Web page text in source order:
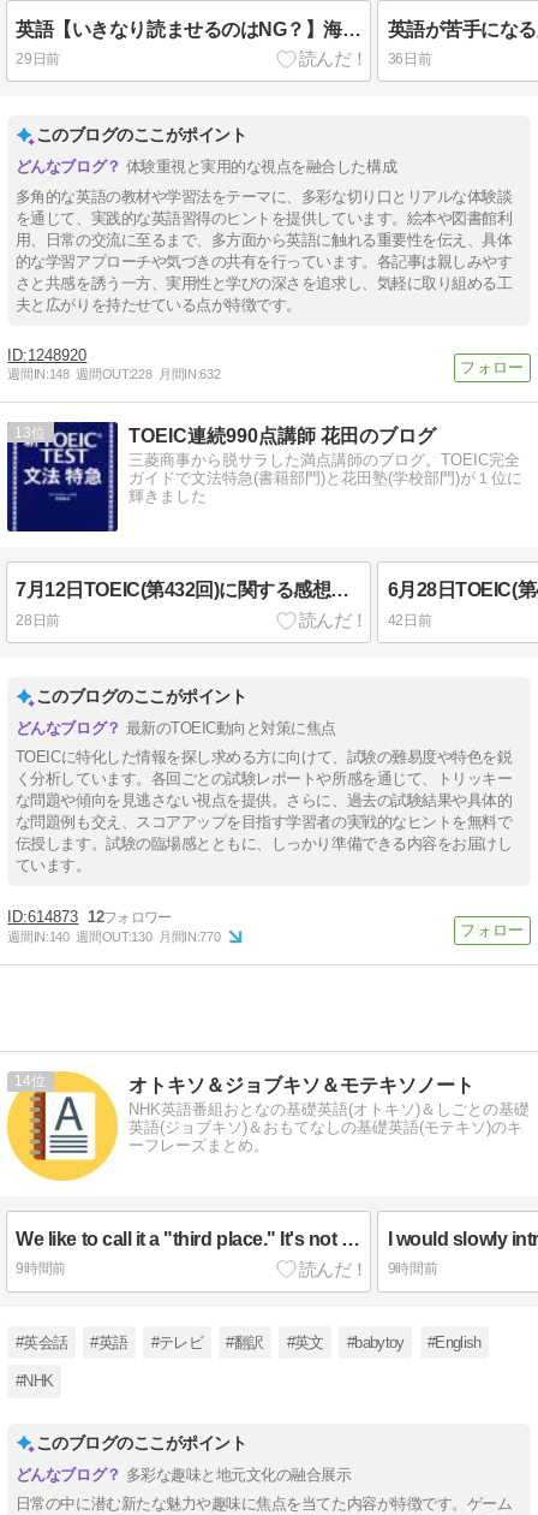
英語【いきなり読ませるのはNG？】海外の英語学校のリーディング指導を公開！
29日前 36日前
このブログのここがポイント
体験重視と実用的な視点を融合した構成
多角的な英語の教材や学習法をテーマに、多彩な切り口とリアルな体験談
を通じて、実践的な英語習得のヒントを提供しています。絵本や図書館利
用、日常の交流に至るまで、多方面から英語に触れる重要性を伝え、具体
的な学習アプローチや気づきの共有を行っています。各記事は親しみやす
さと共感を誘う一方、実用性と学びの深さを追求し、気軽に取り組める工
夫と広がりを持たせている点が特徴です。
1248920
週間IN:148 週間OUT:228 月間IN:632
13 TOEIC連続990点講師 花田のブログ
三菱商事から脱サラした満点講師のブログ。TOEIC完全
ガイドで文法特急(書籍部門)と花田塾(学校部門)が１位に
輝きました
7月12日TOEIC(第432回)に関する感想・難易度・速報 午前の部
28日前 42日前
このブログのここがポイント
最新のTOEIC動向と対策に焦点
TOEICに特化した情報を探し求める方に向けて、試験の難易度や特色を鋭
く分析しています。各回ごとの試験レポートや所感を通じて、トリッキー
な問題や傾向を見逃さない視点を提供。さらに、過去の試験結果や具体的
な問題例も交え、スコアアップを目指す学習者の実戦的なヒントを無料で
伝授します。試験の臨場感とともに、しっかり準備できる内容をお届けし
ています。
614873 12
週間IN:140 週間OUT:130 月間IN:770
14 オトキソ＆ジョブキソ＆モテキソノート
NHK英語番組おとなの基礎英語(オトキソ)＆しごとの基礎
英語(ジョブキソ)＆おもてなしの基礎英語(モテキソ)のキ
ーフレーズまとめ。
We like to call it a "third place." It's not your home. It's not your work.
9時間前 9時間前
#英会話 #英語 #テレビ #翻訳 #英文 #babytoy #English
#NHK
このブログのここがポイント
多彩な趣味と地元文化の融合展示
日常の中に潜む新たな魅力や趣味に焦点を当てた内容が特徴です。ゲーム